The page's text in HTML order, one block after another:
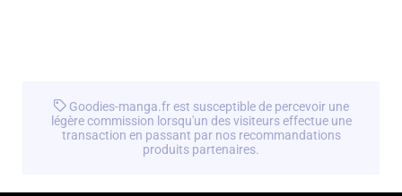
Goodies-manga.fr est susceptible de percevoir une
légère commission lorsqu'un des visiteurs effectue une
transaction en passant par nos recommandations
produits partenaires.